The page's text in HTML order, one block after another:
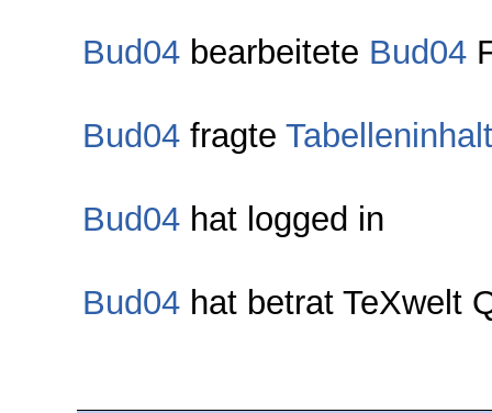
Bud04 bearbeitete Bud04
Bud04 fragte
Bud04 hat logged in
Bud04 hat betrat TeXwelt